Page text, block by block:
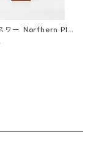
Pla
Oil